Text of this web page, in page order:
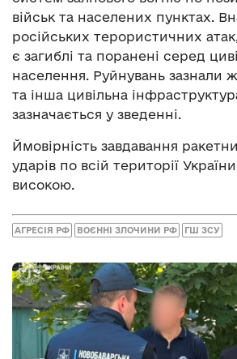
військ та населених пунктах.
російських терористичних
є загиблі та поранені серед
населення. Руйнувань зазнали
та інша цивільна
зазначається у зведенні.
Ймовірність завдавання
ударів по всій території
високою.
АГРЕСІЯ РФ ВОЄННІ ЗЛОЧИНИ РФ ГШ ЗСУ